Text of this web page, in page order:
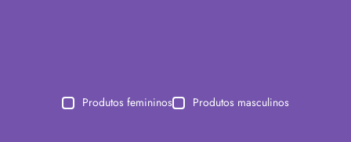
Produtos femininos Produtos masculinos